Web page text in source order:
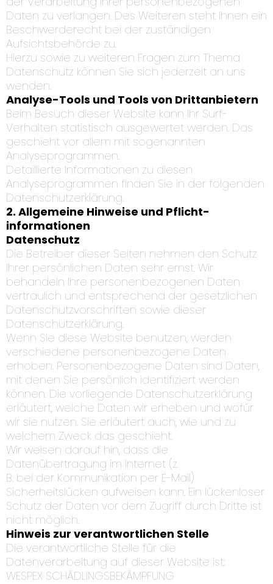
Daten zu verlangen. Des Weiteren steht Ihnen ein
Beschwerderecht bei der zuständigen
Aufsichtsbehörde zu.
Hierzu sowie zu weiteren Fragen zum Thema
Datenschutz können Sie sich jederzeit an uns
wenden.
Analyse-Tools und Tools von Dritt­anbietern
Beim Besuch dieser Website kann Ihr Surf-
Verhalten statistisch ausgewertet werden. Das
geschieht vor allem mit sogenannten
Analyseprogrammen.
Detaillierte Informationen zu diesen
Analyseprogrammen finden Sie in der folgenden
Datenschutzerklärung.
2. Allgemeine Hinweise und Pflicht­
informationen
Datenschutz
Die Betreiber dieser Seiten nehmen den Schutz
Ihrer persönlichen Daten sehr ernst. Wir
behandeln Ihre personenbezogenen Daten
vertraulich und entsprechend der gesetzlichen
Datenschutzvorschriften sowie dieser
Datenschutzerklärung.
Wenn Sie diese Website benutzen, werden
verschiedene personenbezogene Daten
erhoben. Personenbezogene Daten sind Daten,
mit denen Sie persönlich identifiziert werden
können. Die vorliegende Datenschutzerklärung
erläutert, welche Daten wir erheben und wofür
wir sie nutzen. Sie erläutert auch, wie und zu
welchem Zweck das geschieht.
Wir weisen darauf hin, dass die
Datenübertragung im Internet (z.
B. bei der Kommunikation per E-Mail)
Sicherheitslücken aufweisen kann. Ein lückenloser
Schutz der Daten vor dem Zugriff durch Dritte ist
nicht möglich.
Hinweis zur verantwortlichen Stelle
Die verantwortliche Stelle für die
Datenverarbeitung auf dieser Website ist:
WESPEX SCHÄDLINGSBEKÄMPFUNG